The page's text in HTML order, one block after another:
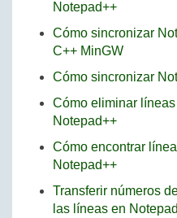
Notepad++
Cómo sincronizar
C++ MinGW
Cómo sincronizar
Cómo eliminar
Notepad++
Cómo encontrar
Notepad++
Transferir números
las líneas en